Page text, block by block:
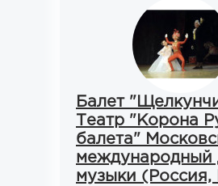
Балет
Театр "Корона
балета"
международный
музыки (Россия,